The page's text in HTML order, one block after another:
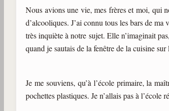
Nous avions une vie, mes frères et moi, qui
d’alcooliques. J’ai connu tous les bars de
très inquiète à notre sujet. Elle n’imaginait
quand je sautais de la fenêtre de la cuisine sur
Je me souviens, qu’à l’école primaire, la
pochettes plastiques. Je n’allais pas à